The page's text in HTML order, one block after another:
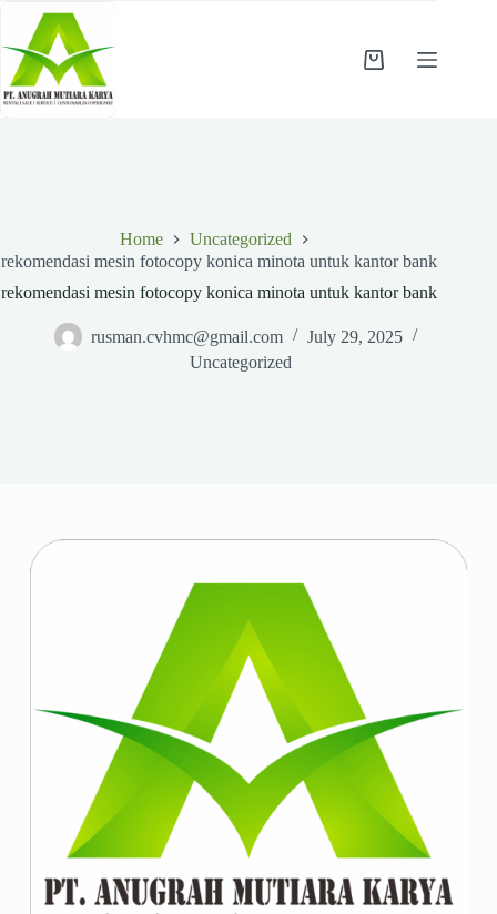
content
Shopping
Home
Uncategorized
rekomendasi mesin fotocopy konica minota untuk kantor bank
rekomendasi mesin fotocopy konica minota untuk kantor bank
rusman.cvhmc@gmail.com
July 29, 2025
Uncategorized